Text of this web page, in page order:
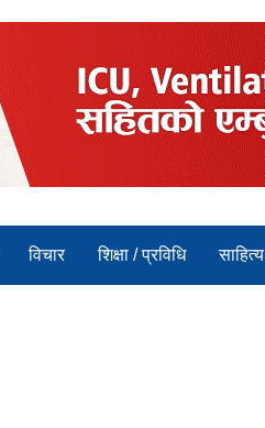
विचार शिक्षा / प्रविधि साहित्य